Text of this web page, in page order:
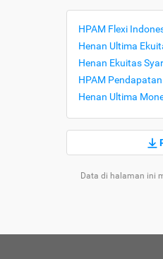
HPAM Flexi
Henan Ultima
Henan Ekuitas
HPAM
Henan Ultima
Data di halaman ini